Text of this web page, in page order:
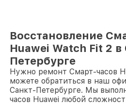
Восстановление
Huawei Watch Fit 2 в
Петербурге
Нужно ремонт Смарт-часов
можете обратиться в наш
Санкт-Петербурге. Мы
часов Huawei любой